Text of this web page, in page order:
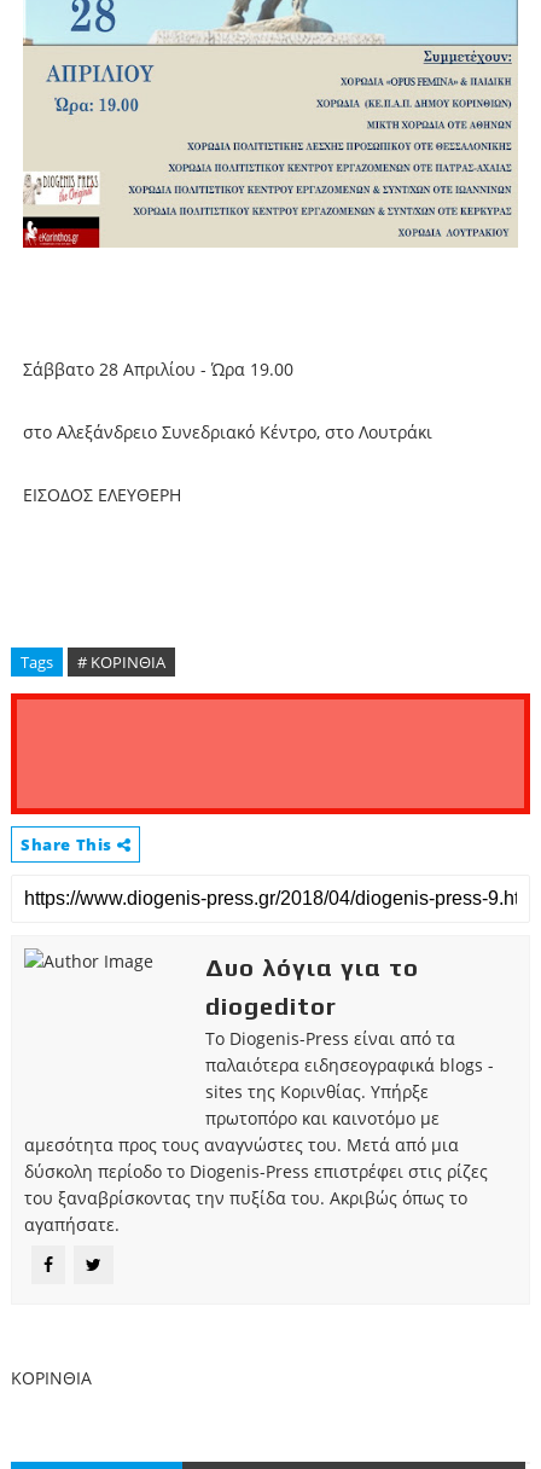
Σάββατο 28 Απριλίου - Ώρα 19.00
στο Αλεξάνδρειο Συνεδριακό Κέντρο, στο Λουτράκι
ΕΙΣΟΔΟΣ ΕΛΕΥΘΕΡΗ
Tags # ΚΟΡΙΝΘΙΑ
Share This
Δυο λόγια για το
diogeditor
Το Diogenis-Press είναι από τα
παλαιότερα ειδησεογραφικά blogs -
sites της Κορινθίας. Υπήρξε
πρωτοπόρο και καινοτόμο με
αμεσότητα προς τους αναγνώστες του. Μετά από μια
δύσκολη περίοδο το Diogenis-Press επιστρέφει στις ρίζες
του ξαναβρίσκοντας την πυξίδα του. Ακριβώς όπως το
αγαπήσατε.
ΚΟΡΙΝΘΙΑ